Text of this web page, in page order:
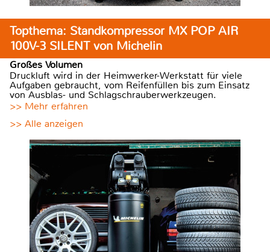
Topthema: Standkompressor MX POP AIR
100V-3 SILENT von Michelin
Großes Volumen
Druckluft wird in der Heimwerker-Werkstatt für viele
Aufgaben gebraucht, vom Reifenfüllen bis zum Einsatz
von Ausblas- und Schlagschrauberwerkzeugen.
>> Mehr erfahren
>> Alle anzeigen